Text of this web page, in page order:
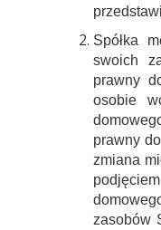
Spółka
swoich
prawny
osobie
prawny
zmiana
zasobów